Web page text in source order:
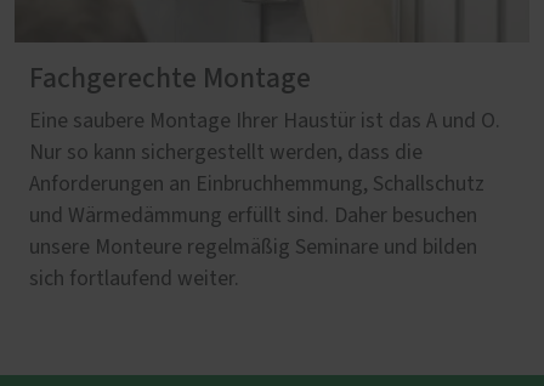
Fachgerechte Montage
Eine saubere Montage Ihrer Haustür ist das A und O.
Nur so kann sichergestellt werden, dass die
Anforderungen an Einbruchhemmung, Schallschutz
und Wärmedämmung erfüllt sind. Daher besuchen
unsere Monteure regelmäßig Seminare und bilden
sich fortlaufend weiter.